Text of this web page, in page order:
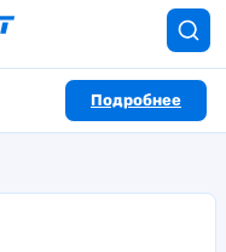
Подробнее